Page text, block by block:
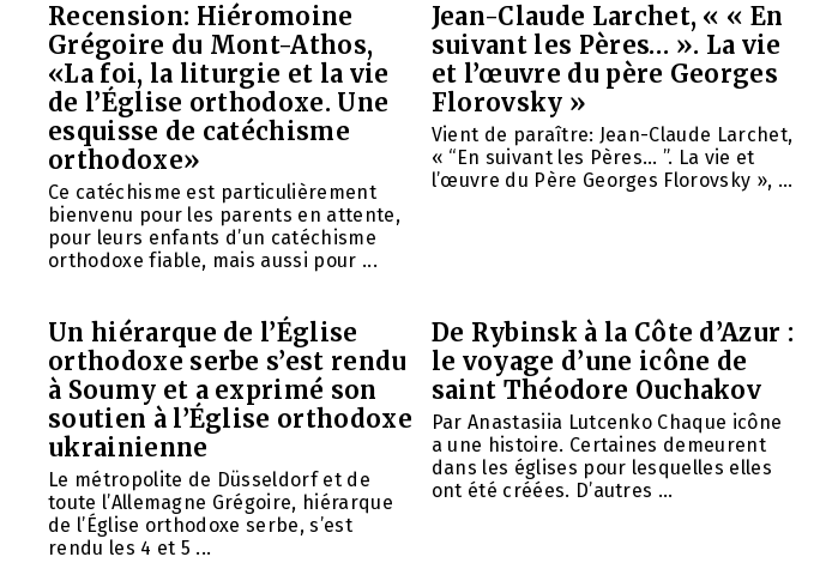
Recension: Hiéromoine
Grégoire du Mont-Athos,
«La foi, la liturgie et la vie
de l’Église orthodoxe. Une
esquisse de catéchisme
orthodoxe»
Ce catéchisme est particulièrement
bienvenu pour les parents en attente,
pour leurs enfants d’un catéchisme
orthodoxe fiable, mais aussi pour ...
Jean-Claude Larchet, « « En
suivant les Pères… ». La vie
et l’œuvre du père Georges
Florovsky »
Vient de paraître: Jean-Claude Larchet,
« “En suivant les Pères… ”. La vie et
l’œuvre du Père Georges Florovsky », ...
Un hiérarque de l’Église
orthodoxe serbe s’est rendu
à Soumy et a exprimé son
soutien à l’Église orthodoxe
ukrainienne
Le métropolite de Düsseldorf et de
toute l’Allemagne Grégoire, hiérarque
de l’Église orthodoxe serbe, s’est
rendu les 4 et 5 ...
De Rybinsk à la Côte d’Azur :
le voyage d’une icône de
saint Théodore Ouchakov
Par Anastasiia Lutcenko Chaque icône
a une histoire. Certaines demeurent
dans les églises pour lesquelles elles
ont été créées. D’autres ...